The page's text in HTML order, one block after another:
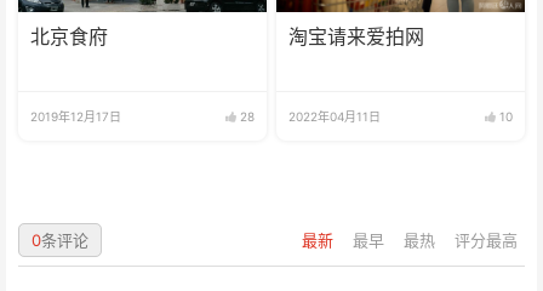
北京食府
2019年12月17日 28
淘宝请来爱拍网
2022年04月11日 10
最新 最早 最热 评分最高
0条评论